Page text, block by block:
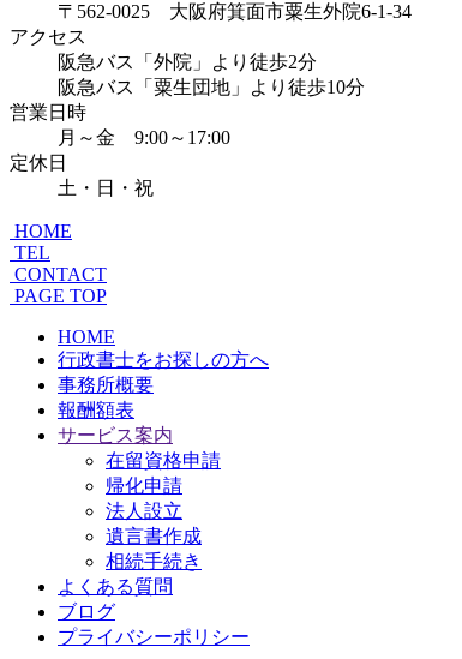
〒562-0025 大阪府箕面市粟生外院6-1-34
アクセス
阪急バス「外院」より徒歩2分
阪急バス「粟生団地」より徒歩10分
営業日時
月～金 9:00～17:00
定休日
土・日・祝
HOME
TEL
CONTACT
PAGE TOP
HOME
行政書士をお探しの方へ
事務所概要
報酬額表
サービス案内
在留資格申請
帰化申請
法人設立
遺言書作成
相続手続き
よくある質問
ブログ
プライバシーポリシー